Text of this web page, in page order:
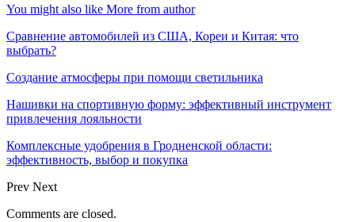
You might also like More from author
Сравнение автомобилей из США, Кореи и Китая: что
выбрать?
Создание атмосферы при помощи светильника
Нашивки на спортивную форму: эффективный инструмент
привлечения лояльности
Комплексные удобрения в Гродненской области:
эффективность, выбор и покупка
Prev Next
Comments are closed.